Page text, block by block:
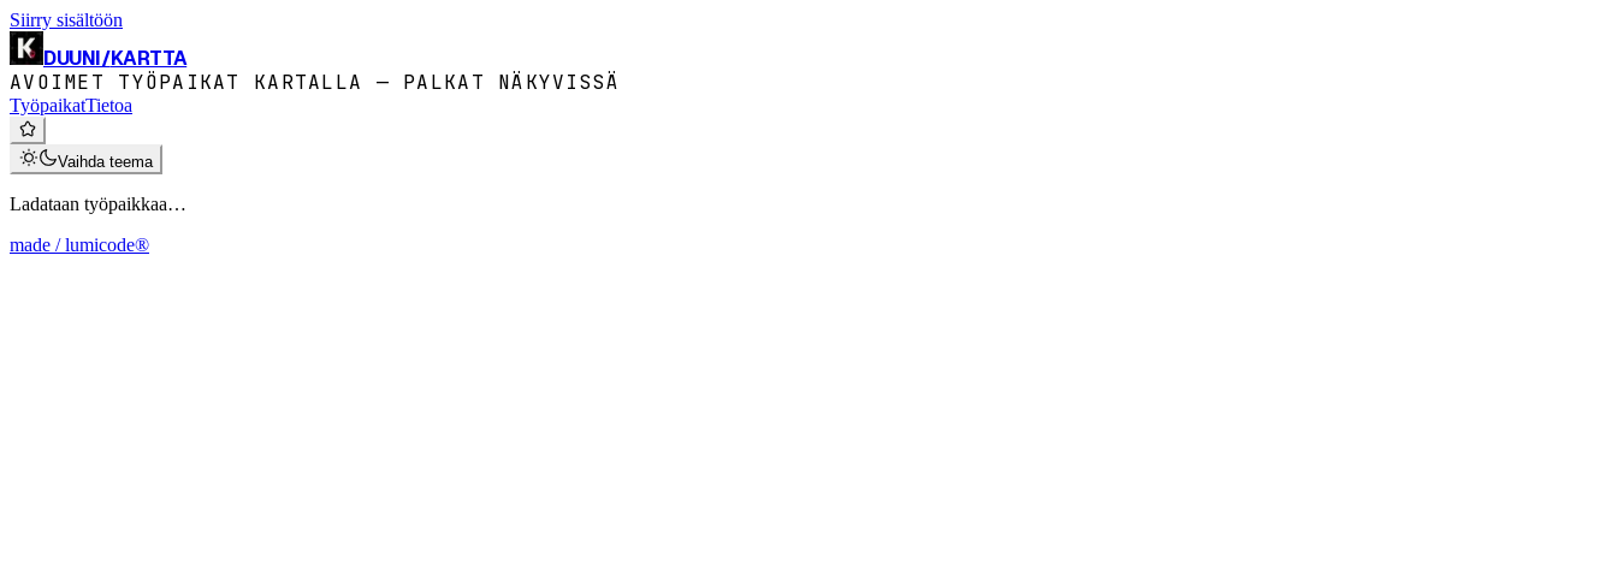
Siirry sisältöön
DUUNI/KARTTA
AVOIMET TYÖPAIKAT KARTALLA — PALKAT NÄKYVISSÄ
TyöpaikatTietoa
Vaihda teema
Ladataan työpaikkaa…
made / lumicode®